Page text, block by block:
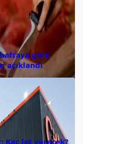
göre
açıklandı
Kaç lot verecek?